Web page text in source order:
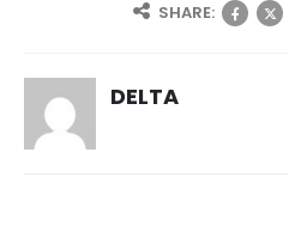
SHARE:
DELTA